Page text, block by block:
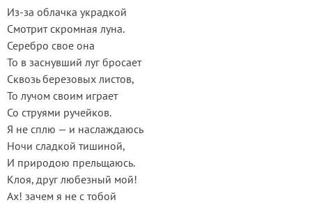
Из-за облачка украдкой
Смотрит скромная луна.
Серебро свое она
То в заснувший луг бросает
Сквозь березовых листов,
То лучом своим играет
Со струями ручейков.
Я не сплю — и наслаждаюсь
Ночи сладкой тишиной,
И природою прельщаюсь.
Клоя, друг любезный мой!
Ах! зачем я не с тобой